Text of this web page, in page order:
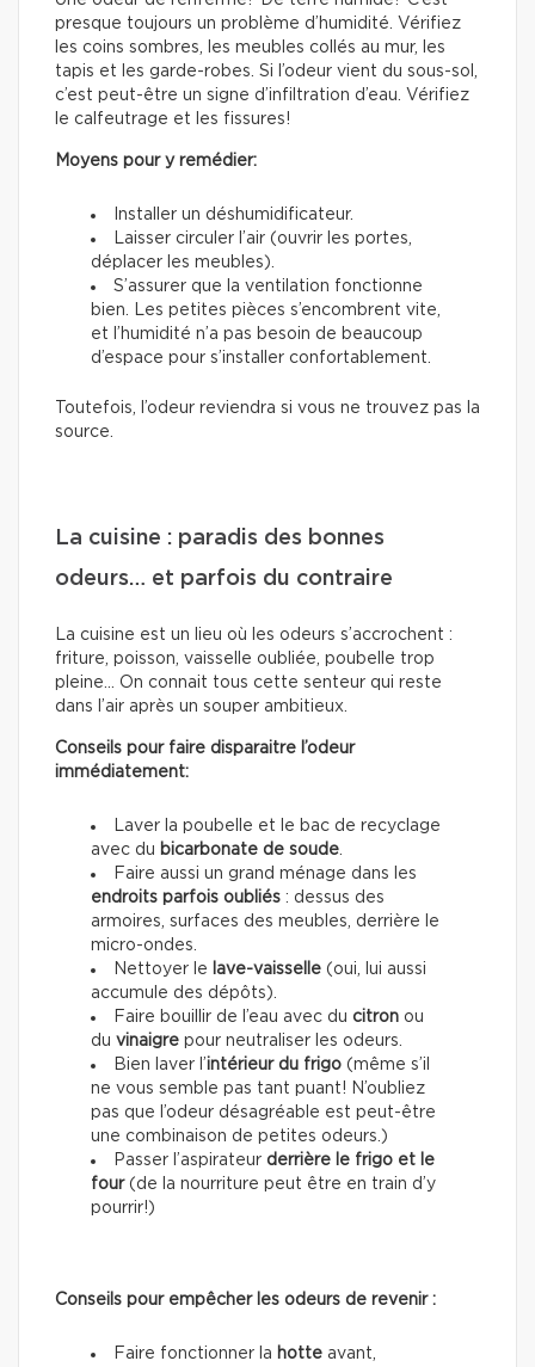
presque toujours un problème d’humidité. Vérifiez
les coins sombres, les meubles collés au mur, les
tapis et les garde-robes. Si l’odeur vient du sous-sol,
c’est peut-être un signe d’infiltration d’eau. Vérifiez
le calfeutrage et les fissures!
Moyens pour y remédier:
Installer un déshumidificateur.
Laisser circuler l’air (ouvrir les portes,
déplacer les meubles).
S’assurer que la ventilation fonctionne
bien. Les petites pièces s’encombrent vite,
et l’humidité n’a pas besoin de beaucoup
d’espace pour s’installer confortablement.
Toutefois, l’odeur reviendra si vous ne trouvez pas la
source.
La cuisine : paradis des bonnes
odeurs… et parfois du contraire
La cuisine est un lieu où les odeurs s’accrochent :
friture, poisson, vaisselle oubliée, poubelle trop
pleine… On connait tous cette senteur qui reste
dans l’air après un souper ambitieux.
Conseils pour faire disparaitre l’odeur
immédiatement:
Laver la poubelle et le bac de recyclage
avec du bicarbonate de soude.
Faire aussi un grand ménage dans les
endroits parfois oubliés : dessus des
armoires, surfaces des meubles, derrière le
micro-ondes.
Nettoyer le
lave-vaisselle (oui, lui aussi
accumule des dépôts).
Faire bouillir de l’eau avec du citron ou
du vinaigre pour neutraliser les odeurs.
Bien laver l’intérieur du frigo (même s’il
ne vous semble pas tant puant! N’oubliez
pas que l’odeur désagréable est peut-être
une combinaison de petites odeurs.)
Passer l’aspirateur derrière le frigo et le
four(de la nourriture peut être en train d’y
pourrir!)
Conseils pour empêcher les odeurs de revenir :
Faire fonctionner la hotte avant,